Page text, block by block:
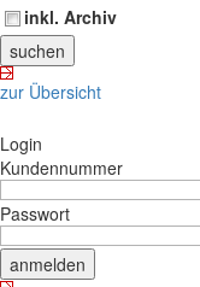
inkl. Archiv
zur Übersicht
Login
Kundennummer
Passwort